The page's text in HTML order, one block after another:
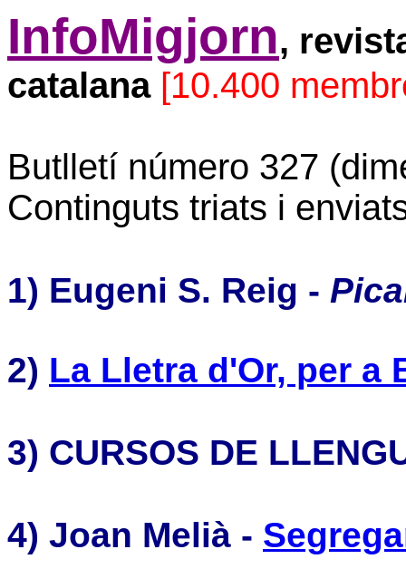
InfoMigjorn,
catalana [10.400
Butlletí número 327
Continguts triats i
1) Eugeni S. Reig -
2) La Lletra d'Or, per a
3) CURSOS DE
4) Joan Melià -